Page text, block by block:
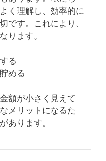
く理解し、効率的に
です。これにより、
ります。
る
める
額が小さく見えて
メリットになるた
があります。